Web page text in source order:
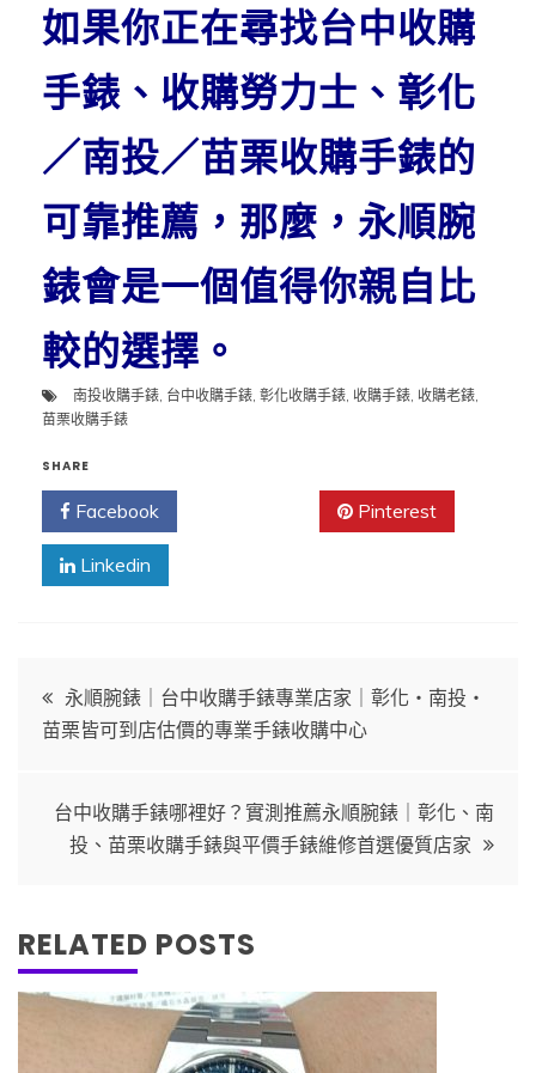
如果你正在尋找台中收購
手錶、收購勞力士、彰化
／南投／苗栗收購手錶的
可靠推薦， 那麼，永順腕
錶會是一個值得你親自比
較的選擇。
南投收購手錶, 台中收購手錶, 彰化收購手錶, 收購手錶, 收購老錶,
苗栗收購手錶
SHARE
Facebook Pinterest
Linkedin
文
章
導
永順腕錶｜台中收購手錶專業店家｜彰化・南投・
苗栗皆可到店估價的專業手錶收購中心
台中收購手錶哪裡好？實測推薦永順腕錶｜彰化、南
投、苗栗收購手錶與平價手錶維修首選優質店家
RELATED POSTS